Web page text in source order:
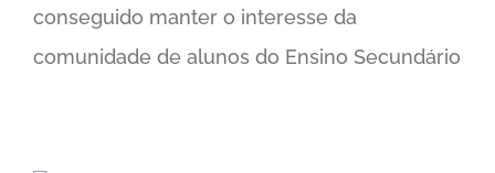
conseguido manter o interesse da
comunidade de alunos do Ensino Secundário